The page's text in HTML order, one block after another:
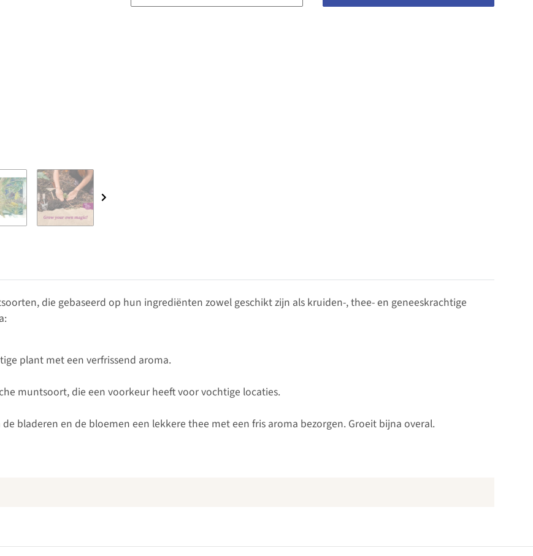
die gebaseerd op hun ingrediënten zowel geschikt zijn als kruiden-, thee- en geneeskrachtige
plant met een verfrissend aroma.
muntsoort, die een voorkeur heeft voor vochtige locaties.
bladeren en de bloemen een lekkere thee met een fris aroma bezorgen. Groeit bijna overal.